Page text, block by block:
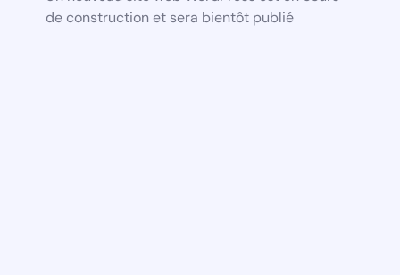
de construction et sera bientôt publié